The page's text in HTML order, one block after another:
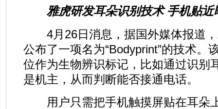
雅虎研发耳朵识别技术 手机贴近
4月26日消息，据国外媒体报道，
公布了一项名为“Bodyprint”的技术。
位作为生物辨识标记，比如通过识别
是机主，从而判断能否接通电话。
用户只需把手机触摸屏贴在耳朵